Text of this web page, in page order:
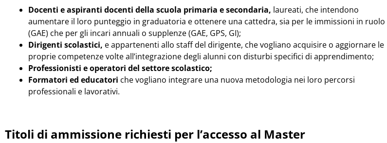
Docenti e aspiranti docenti della scuola primaria e secondaria, laureati, che intendono
aumentare il loro punteggio in graduatoria e ottenere una cattedra, sia per le immissioni in ruolo
(GAE) che per gli incari annuali o supplenze (GAE, GPS, GI);
Dirigenti scolastici, e appartenenti allo staff del dirigente, che vogliano acquisire o aggiornare le
proprie competenze volte all’integrazione degli alunni con disturbi specifici di apprendimento;
Professionisti e operatori del settore scolastico;
Formatori ed educatori che vogliano integrare una nuova metodologia nei loro percorsi
professionali e lavorativi.
Titoli di ammissione richiesti per l’accesso al Master